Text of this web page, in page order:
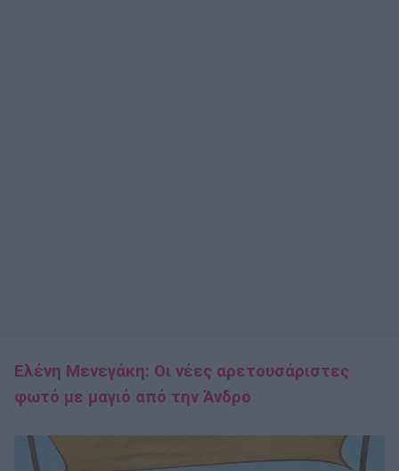
Ελένη Μενεγάκη: Οι νέες αρετουσάριστες
φωτό με μαγιό από την Άνδρο